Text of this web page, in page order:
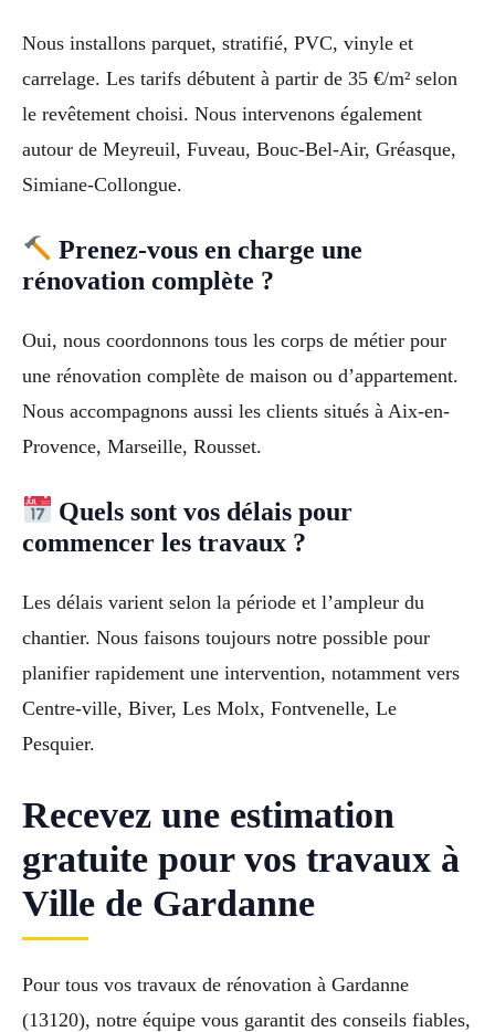
Nous installons parquet, stratifié, PVC, vinyle et
carrelage. Les tarifs débutent à partir de 35 €/m² selon
le revêtement choisi. Nous intervenons également
autour de Meyreuil, Fuveau, Bouc-Bel-Air, Gréasque,
Simiane-Collongue.
Prenez-vous en charge une
rénovation complète ?
Oui, nous coordonnons tous les corps de métier pour
une rénovation complète de maison ou d’appartement.
Nous accompagnons aussi les clients situés à Aix-en-
Provence, Marseille, Rousset.
Quels sont vos délais pour
commencer les travaux ?
Les délais varient selon la période et l’ampleur du
chantier. Nous faisons toujours notre possible pour
planifier rapidement une intervention, notamment vers
Centre-ville, Biver, Les Molx, Fontvenelle, Le
Pesquier.
Recevez une estimation
gratuite pour vos travaux à
Ville de Gardanne
Pour tous vos travaux de rénovation à Gardanne
(13120), notre équipe vous garantit des conseils fiables,